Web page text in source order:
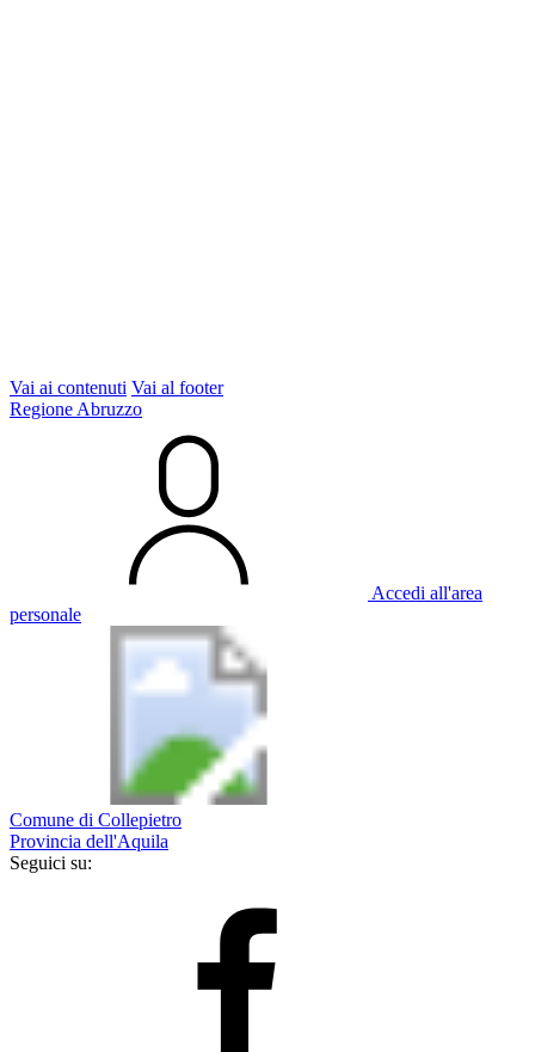
Vai ai contenuti Vai al footer
Regione Abruzzo
Accedi all'area
personale
Comune di Collepietro
Provincia dell'Aquila
Seguici su: